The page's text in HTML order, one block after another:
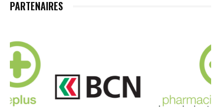
PARTENAIRES